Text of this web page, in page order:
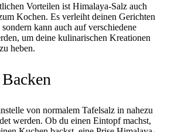
Vorteilen ist Himalaya-Salz auch
Kochen. Es verleiht deinen Gerichten
kann auch auf verschiedene
um deine kulinarischen Kreationen
heben.
von normalem Tafelsalz in nahezu
werden. Ob du einen Eintopf machst,